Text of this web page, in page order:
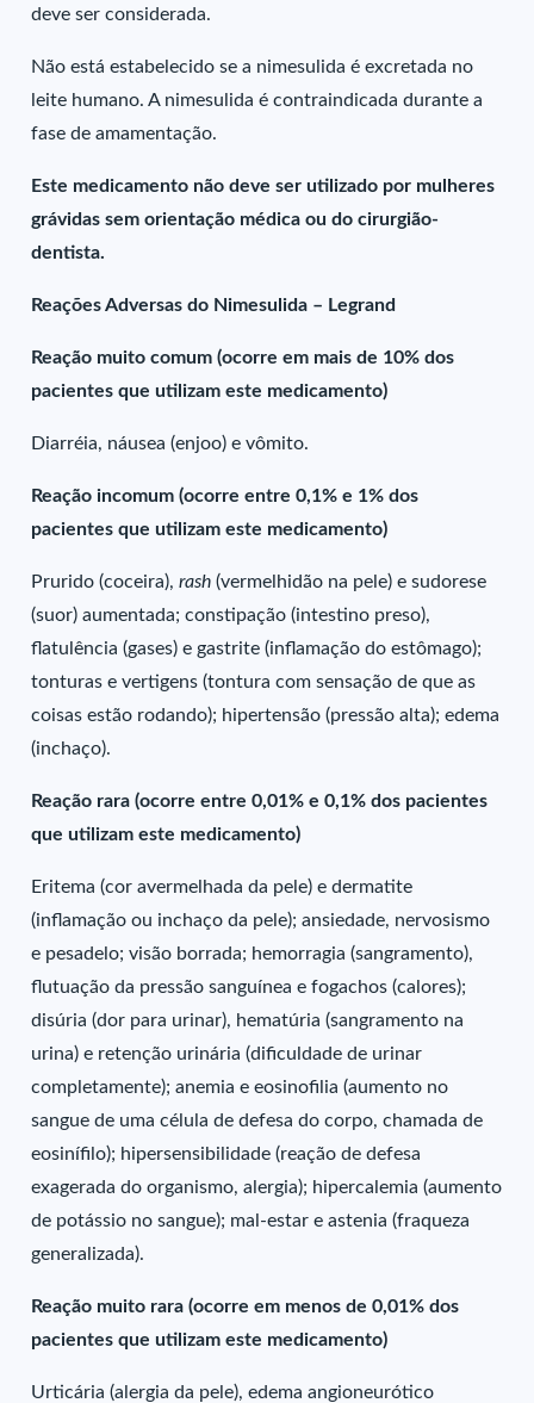
deve ser considerada.
Não está estabelecido se a nimesulida é excretada no
leite humano. A nimesulida é contraindicada durante a
fase de amamentação.
Este medicamento não deve ser utilizado por mulheres
grávidas sem orientação médica ou do cirurgião-
dentista.
Reações Adversas do Nimesulida – Legrand
Reação muito comum (ocorre em mais de 10% dos
pacientes que utilizam este medicamento)
Diarréia, náusea (enjoo) e vômito.
Reação incomum (ocorre entre 0,1% e 1% dos
pacientes que utilizam este medicamento)
Prurido (coceira),rash (vermelhidão na pele) e sudorese
(suor) aumentada; constipação (intestino preso),
flatulência (gases) e gastrite (inflamação do estômago);
tonturas e vertigens (tontura com sensação de que as
coisas estão rodando); hipertensão (pressão alta); edema
(inchaço).
Reação rara (ocorre entre 0,01% e 0,1% dos pacientes
que utilizam este medicamento)
Eritema (cor avermelhada da pele) e dermatite
(inflamação ou inchaço da pele); ansiedade, nervosismo
e pesadelo; visão borrada; hemorragia (sangramento),
flutuação da pressão sanguínea e fogachos (calores);
disúria (dor para urinar), hematúria (sangramento na
urina) e retenção urinária (dificuldade de urinar
completamente); anemia e eosinofilia (aumento no
sangue de uma célula de defesa do corpo, chamada de
eosinífilo); hipersensibilidade (reação de defesa
exagerada do organismo, alergia); hipercalemia (aumento
de potássio no sangue); mal-estar e astenia (fraqueza
generalizada).
Reação muito rara (ocorre em menos de 0,01% dos
pacientes que utilizam este medicamento)
Urticária (alergia da pele), edema angioneurótico